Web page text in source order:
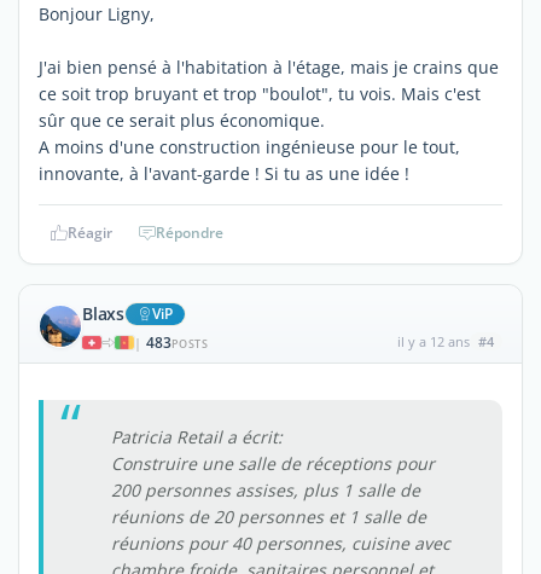
Bonjour Ligny,
J'ai bien pensé à l'habitation à l'étage, mais je crains que
ce soit trop bruyant et trop "boulot", tu vois. Mais c'est
sûr que ce serait plus économique.
A moins d'une construction ingénieuse pour le tout,
innovante, à l'avant-garde ! Si tu as une idée !
Réagir Répondre
Blaxs ViP
| 483POSTS il y a 12 ans #4
Patricia Retail a écrit:
Construire une salle de réceptions pour
200 personnes assises, plus 1 salle de
réunions de 20 personnes et 1 salle de
réunions pour 40 personnes, cuisine avec